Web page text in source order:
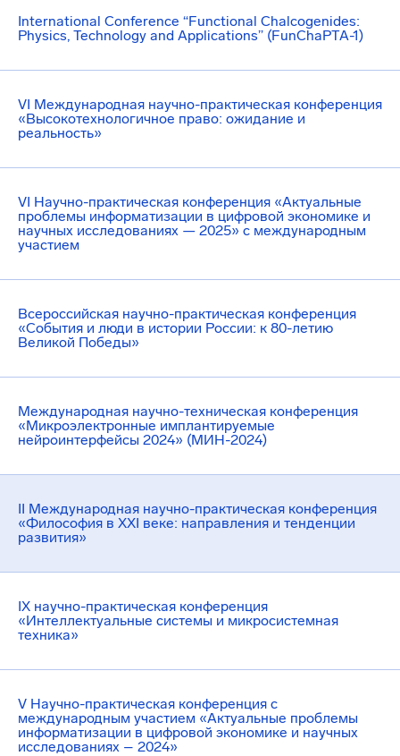
International Conference “Functional Chalcogenides:
Physics, Technology and Applications” (FunChaPTA-1)
VI Международная научно-практическая конференция
«Высокотехнологичное право: ожидание и
реальность»
VI Научно-практическая конференция «Актуальные
проблемы информатизации в цифровой экономике и
научных исследованиях — 2025» с международным
участием
Всероссийская научно-практическая конференция
«События и люди в истории России: к 80-летию
Великой Победы»
Международная научно-техническая конференция
«Микроэлектронные имплантируемые
нейроинтерфейсы 2024» (МИН-2024)
II Международная научно-практическая конференция
«Философия в XXI веке: направления и тенденции
развития»
IX научно-практическая конференция
«Интеллектуальные системы и микросистемная
техника»
V Научно-практическая конференция с
международным участием «Актуальные проблемы
информатизации в цифровой экономике и научных
исследованиях – 2024»